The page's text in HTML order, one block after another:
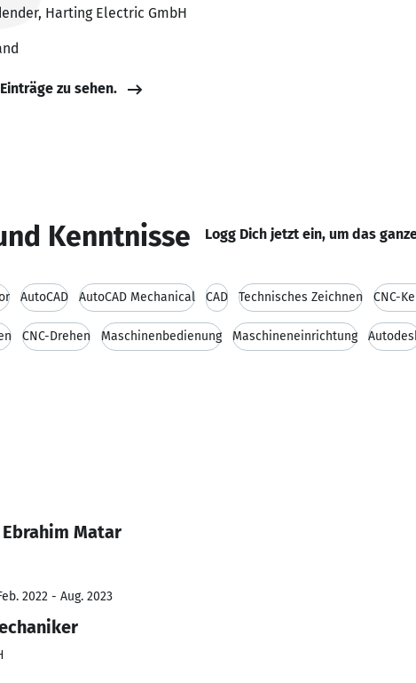
Harting Electric GmbH
zu sehen.
Kenntnisse Logg Dich jetzt ein, um das
AutoCAD AutoCAD Mechanical CAD Technisches Zeichnen CNC-
CNC-Drehen Maschinenbedienung Maschineneinrichtung
Matar
2022 - Aug. 2023